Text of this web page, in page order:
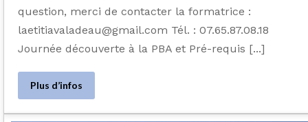
question, merci de contacter la formatrice :
laetitiavaladeau@gmail.com Tél. : 07.65.87.08.18
Journée découverte à la PBA et Pré-requis [...]
Plus d’infos